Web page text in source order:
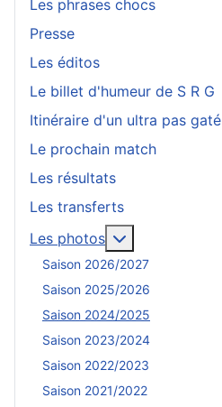
Les phrases chocs
Presse
Les éditos
Le billet d'humeur de S R G
Itinéraire d'un ultra pas gaté
Le prochain match
Les résultats
Les transferts
Les photos
Saison 2026/2027
Saison 2025/2026
Saison 2024/2025
Saison 2023/2024
Saison 2022/2023
Saison 2021/2022